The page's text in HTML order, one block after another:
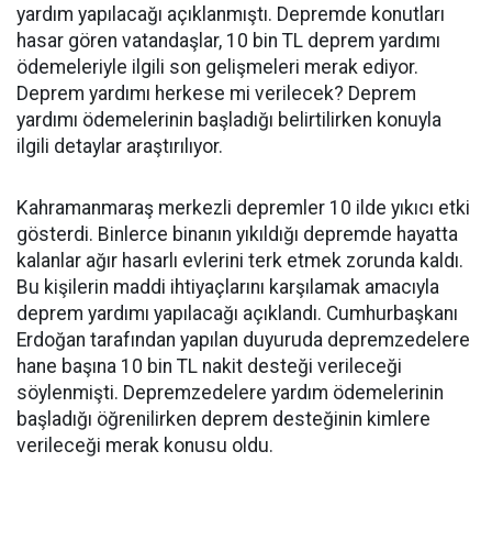
yardım yapılacağı açıklanmıştı. Depremde konutları
hasar gören vatandaşlar, 10 bin TL deprem yardımı
ödemeleriyle ilgili son gelişmeleri merak ediyor.
Deprem yardımı herkese mi verilecek? Deprem
yardımı ödemelerinin başladığı belirtilirken konuyla
ilgili detaylar araştırılıyor.
Kahramanmaraş merkezli depremler 10 ilde yıkıcı etki
gösterdi. Binlerce binanın yıkıldığı depremde hayatta
kalanlar ağır hasarlı evlerini terk etmek zorunda kaldı.
Bu kişilerin maddi ihtiyaçlarını karşılamak amacıyla
deprem yardımı yapılacağı açıklandı. Cumhurbaşkanı
Erdoğan tarafından yapılan duyuruda depremzedelere
hane başına 10 bin TL nakit desteği verileceği
söylenmişti. Depremzedelere yardım ödemelerinin
başladığı öğrenilirken deprem desteğinin kimlere
verileceği merak konusu oldu.